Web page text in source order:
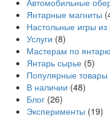
Автомобильные
Янтарные магниты
Настольные игры
Услуги (8)
Мастерам по янтарю
Янтарь сырье (5)
Популярные товары
В наличии (48)
Блог (26)
Эксперименты (19)